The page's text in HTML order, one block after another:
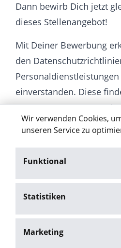
Wir verwenden Cookies,
unseren Service zu
Funktional
Statistiken
Marketing
Dann bewirb Dich jetzt
dieses Stellenangebot!
Mit Deiner Bewerbung
den
Personaldienstleistungen
einverstanden. Diese
Homepage
“Datenschutz”.